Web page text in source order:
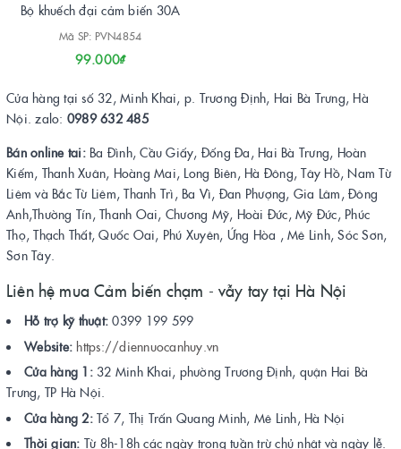
Bộ khuếch đại cảm biến 30A
Mã SP: PVN4854
99.000₫
Cửa hàng tại số 32, Minh Khai, p. Trương Định, Hai Bà Trưng, Hà
Nội. zalo: 0989 632 485
Bán online tai: Ba Đình, Cầu Giấy, Đống Đa, Hai Bà Trưng, Hoàn
Kiếm, Thanh Xuân, Hoàng Mai, Long Biên, Hà Đông, Tây Hồ, Nam Từ
Liêm và Bắc Từ Liêm, Thanh Trì, Ba Vì, Đan Phượng, Gia Lâm, Đông
Anh,Thường Tín, Thanh Oai, Chương Mỹ, Hoài Đức, Mỹ Đức, Phúc
Thọ, Thạch Thất, Quốc Oai, Phú Xuyên, Ứng Hòa , Mê Linh, Sóc Sơn,
Sơn Tây.
Liên hệ mua Cảm biến chạm - vẫy tay tại Hà Nội
Hỗ trợ kỹ thuật: 0399 199 599
Website: https://diennuocanhuy.vn
Cửa hàng 1: 32 Minh Khai, phường Trương Định, quận Hai Bà
Trưng, TP Hà Nội.
Cửa hàng 2: Tổ 7, Thị Trấn Quang Minh, Mê Linh, Hà Nội
Thời gian: Từ 8h-18h các ngày trong tuần trừ chủ nhật và ngày lễ.